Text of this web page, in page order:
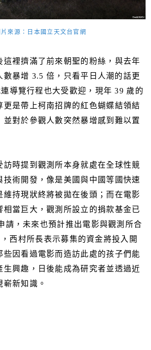
片來源： 日本國立天文台官網
裡擠滿了前來朝聖的粉絲，與去年
數暴增 3.5 倍，只看平日人潮的話更
導覽行程也大受歡迎，現年 39 歲的
更是帶上柯南招牌的紅色蝴蝶結領結
並對於參觀人數突然暴增感到難以置
時提到觀測所本身就處在全球性競
技術開發，像是美國與中國等國快速
維持現狀終將被拋在後頭；而在電影
相當巨大，觀測所設立的捐款基金已
請，未來也預計推出電影與觀測所合
西村所長表示募集的資金將投入開
些因看過電影而造訪此處的孩子們能
生興趣，日後能成為研究者並透過近
新知識。